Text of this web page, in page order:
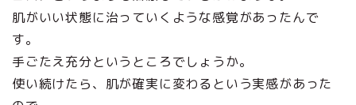
肌がいい状態に治っていくような感覚があったんで
す。
手ごたえ充分というところでしょうか。
使い続けたら、肌が確実に変わるという実感があった